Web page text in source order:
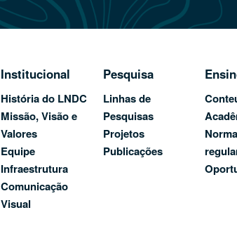
Institucional
História do LNDC
Missão, Visão e
Valores
Equipe
Infraestrutura
Comunicação
Visual
Pesquisa
Linhas de
Pesquisas
Projetos
Publicações